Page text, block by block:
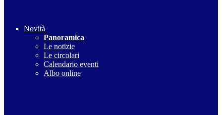
Novità
Panoramica
Le notizie
Le circolari
Calendario eventi
Albo online